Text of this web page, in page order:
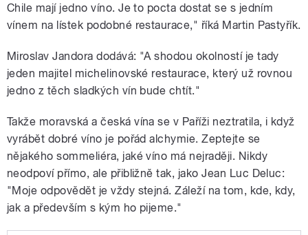
Chile mají jedno víno. Je to pocta dostat se s jedním
vínem na lístek podobné restaurace," říká Martin Pastyřík.
Miroslav Jandora dodává: "A shodou okolností je tady
jeden majitel michelinovské restaurace, který už rovnou
jedno z těch sladkých vín bude chtít."
Takže moravská a česká vína se v Paříži neztratila, i když
vyrábět dobré víno je pořád alchymie. Zeptejte se
nějakého sommeliéra, jaké víno má nejraději. Nikdy
neodpoví přímo, ale přibližně tak, jako Jean Luc Deluc:
"Moje odpovědět je vždy stejná. Záleží na tom, kde, kdy,
jak a především s kým ho pijeme."